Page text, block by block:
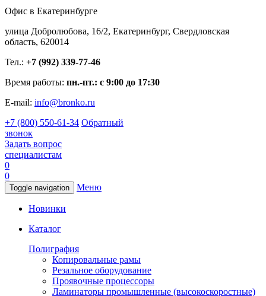
Офис в Екатеринбурге
улица Добролюбова, 16/2, Екатеринбург, Свердловская
область, 620014
Тел.: +7 (992) 339-77-46
Время работы: пн.-пт.: с 9:00 до 17:30
E-mail: info@bronko.ru
+7 (800) 550-61-34 Обратный
звонок
Задать вопрос
специалистам
0
0
Toggle navigation Меню
Новинки
Каталог
Полиграфия
Копировальные рамы
Резальное оборудование
Проявочные процессоры
Ламинаторы промышленные (высокоскоростные)